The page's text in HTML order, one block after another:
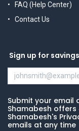
FAQ (Help Center)
Contact Us
Sign up for
Submit your email
Shamabesh offers
Shamabesh's
emails at any time